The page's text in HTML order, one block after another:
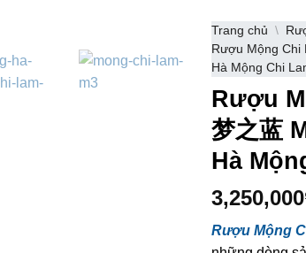
Trang chủ \
Rượu Mộng Chi
Hà Mộng Chi
Rượu
梦之蓝
Hà
3,250,000
Rượu Mộng